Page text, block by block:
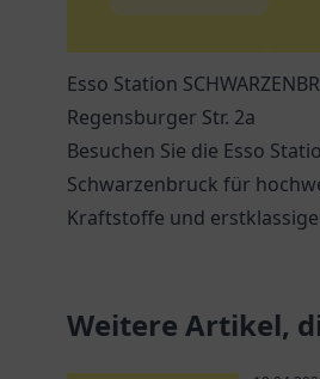
Esso Station
Regensburger Str. 2a
Besuchen Sie die Esso
Schwarzenbruck für
Kraftstoffe und
Weitere Artikel,